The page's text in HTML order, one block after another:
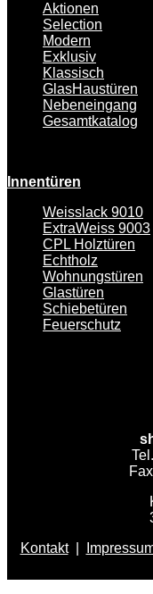
Aktionen
Selection
Modern
Exklusiv
Klassisch
GlasHaustüren
Nebeneingang
Gesamtkatalog
Innentüren
Weisslack 9010
ExtraWeiss 9003
CPL Holztüren
Echtholz
Wohnungstüren
Glastüren
Schiebetüren
Feuerschutz
Kontakt|